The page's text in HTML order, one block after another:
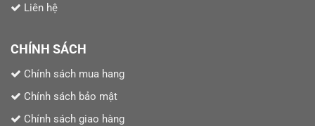
Liên hệ
CHÍNH SÁCH
Chính sách mua hang
Chính sách bảo mật
Chính sách giao hàng